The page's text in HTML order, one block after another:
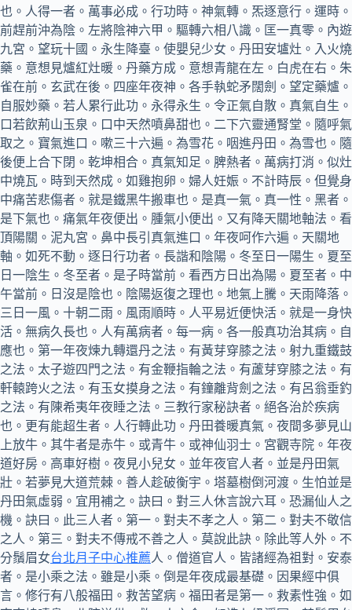
也。人得一者。萬事必成。行功時。神氣轉。炁逐意行。運時。
前趕前沖為陰。左將陰神六甲。驅轉六相八識。匡一真零。內遊
九宮。望玩十國。永生降臺。使嬰兒少女。丹田安壚灶。入火燒
藥。意想見爐紅灶暖。丹藥方成。意想青龍在左。白虎在右。朱
雀在前。玄武在後。四座年夜神。各手執蛇矛闊劍。望定藥爐。
自服妙藥。若人累行此功。永得永生。令正氣自散。真氣自生。
口若飲荊山玉泉。口中天然噴鼻甜也。二下穴靈通腎堂。隨呼氣
取之。寶氣進口。嗽三十六遍。為雪花。咽進丹田。為雪也。隨
後便上合下閉。乾坤相合。真氣知足。脾熱者。萬病打消。似灶
中燒瓦。時到天然成。如雞抱卵。婦人妊娠。不計時辰。但覺身
中痛苦悲傷者。就是鐵黑牛搬車也。是真一氣。真一性。黑者。
是下氣也。痛氣年夜便出。腫氣小便出。又有降天關地軸法。看
頂陽關。泥丸宮。鼻中長引真氣進口。年夜呵作六遍。天關地
軸。如死不動。逐日行功者。長諧和陰陽。冬至日一陽生。夏至
日一陰生。冬至者。是子時當前。看西方日出為陽。夏至者。中
午當前。日沒是陰也。陰陽返復之理也。地氣上騰。天雨降落。
三日一風。十朝二雨。風雨順時。人平易近便快活。就是一身快
活。無病久長也。人有萬病者。每一病。各一般真功治其病。自
應也。第一年夜煉九轉還丹之法。有黃芽穿膝之法。射九重鐵鼓
之法。太子遊四門之法。有金鞭指輪之法。有蘆芽穿膝之法。有
軒轅跨火之法。有玉女摸身之法。有鐘離背劍之法。有呂翁垂釣
之法。有陳希夷年夜睡之法。三教行家秘訣者。絕各治於疾病
也。更有能超生者。人行轉此功。丹田養暖真氣。夜間多夢見山
上放牛。其牛者是赤牛。或青牛。或神仙羽士。宮觀寺院。年夜
道好房。高車好樹。夜見小兒女。並年夜官人者。並是丹田氣
壯。若夢見大道荒棘。善人趁破衡宇。塔墓樹倒河渡。生怕並是
丹田氣虛弱。宜用補之。訣曰。對三人休言說六耳。恐漏仙人之
機。訣曰。此三人者。第一。對夫不孝之人。第二。對夫不敬信
之人。第三。對夫不傳戒不善之人。莫說此訣。除此等人外。不
分鬚眉女台北月子中心推薦人。僧道官人。皆諸經為祖對。安泰
者。是小乘之法。雖是小乘。倒是年夜成最基礎。因果經中俱
言。修行有八般福田。救苦望病。福田者是第一。救素性強。如